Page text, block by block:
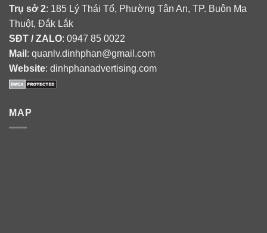
Trụ sở 2: 185 Lý Thái Tổ, Phường Tân An, TP. Buôn Ma
Thuột, Đắk Lắk
SĐT / ZALO: 0947 85 0022
Mail : quanlv.dinhphan@gmail.com
Website: dinhphanadvertising.com
MAP